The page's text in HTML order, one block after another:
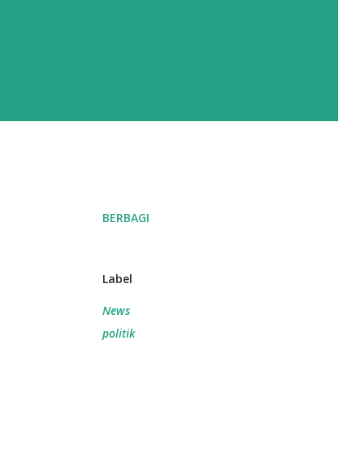
BERBAGI
Label
News
politik